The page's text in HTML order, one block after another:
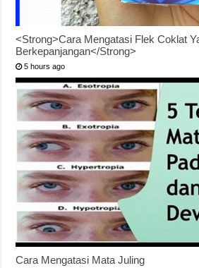
<Strong>Cara Mengatasi Flek Coklat
Berkepanjangan</Strong>
5 hours ago
Cara Mengatasi Mata Juling